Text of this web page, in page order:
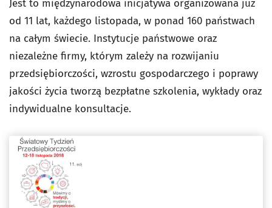
Jest to międzynarodowa inicjatywa organizowana już
od 11 lat, każdego listopada, w ponad 160 państwach
na całym świecie. Instytucje państwowe oraz
niezależne firmy, którym zależy na rozwijaniu
przedsiębiorczości, wzrostu gospodarczego i poprawy
jakości życia tworzą bezpłatne szkolenia, wykłady oraz
indywidualne konsultacje.